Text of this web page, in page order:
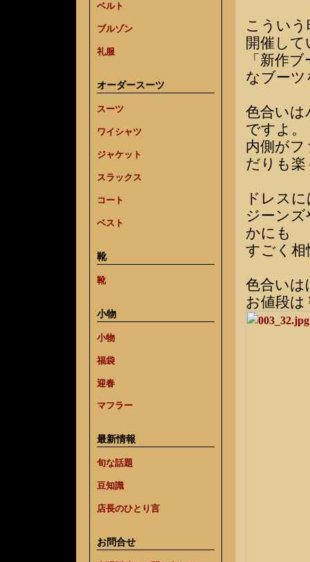
ベルト
ブルゾン
礼服
オーダースーツ
スーツ
ワイシャツ
ジャケット
スラックス
コート
ベスト
靴
靴
小物
小物
福袋
迎春
マフラー
最新情報
旬な話題
豆知識
店長のひとり言
お問合せ
こうい
開催し
「新作
なブー
色合いは
ですよ。
内側が
だりも楽
ドレス
ジーン
かにも
すごく
色合い
お値段は